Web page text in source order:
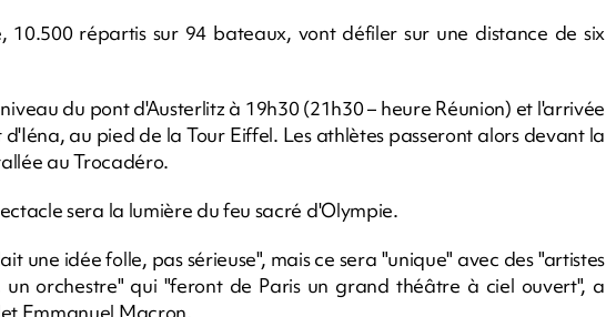
10.500 répartis sur 94 bateaux, vont défiler sur une distance de six
du pont d'Austerlitz à 19h30 (21h30 – heure Réunion) et l'arrivée
au pied de la Tour Eiffel. Les athlètes passeront alors devant la
au Trocadéro.
sera la lumière du feu sacré d'Olympie.
une idée folle, pas sérieuse", mais ce sera "unique" avec des "artistes
un orchestre" qui "feront de Paris un grand théâtre à ciel ouvert", a
Emmanuel Macron.